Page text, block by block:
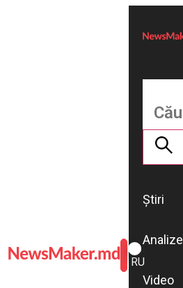
ROMÂNĂ
RU
Știri
Analize
Video